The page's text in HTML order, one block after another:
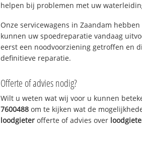
helpen bij problemen met uw
Onze servicewagens in Zaandam
kunnen uw spoedreparatie vandaag
eerst een noodvoorziening getroffen en
definitieve reparatie.
Offerte of advies nodig?
Wilt u weten wat wij voor u kunnen
7600488 om te kijken wat de
loodgieter offerte of advies over